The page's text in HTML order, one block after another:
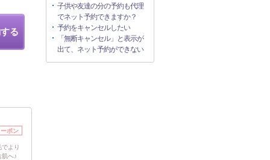
る
ポン
より
へ♪
子供や友達の分の予約も代理
でネット予約できますか？
予約をキャンセルしたい
「無断キャンセル」と表示が
出て、ネット予約ができない